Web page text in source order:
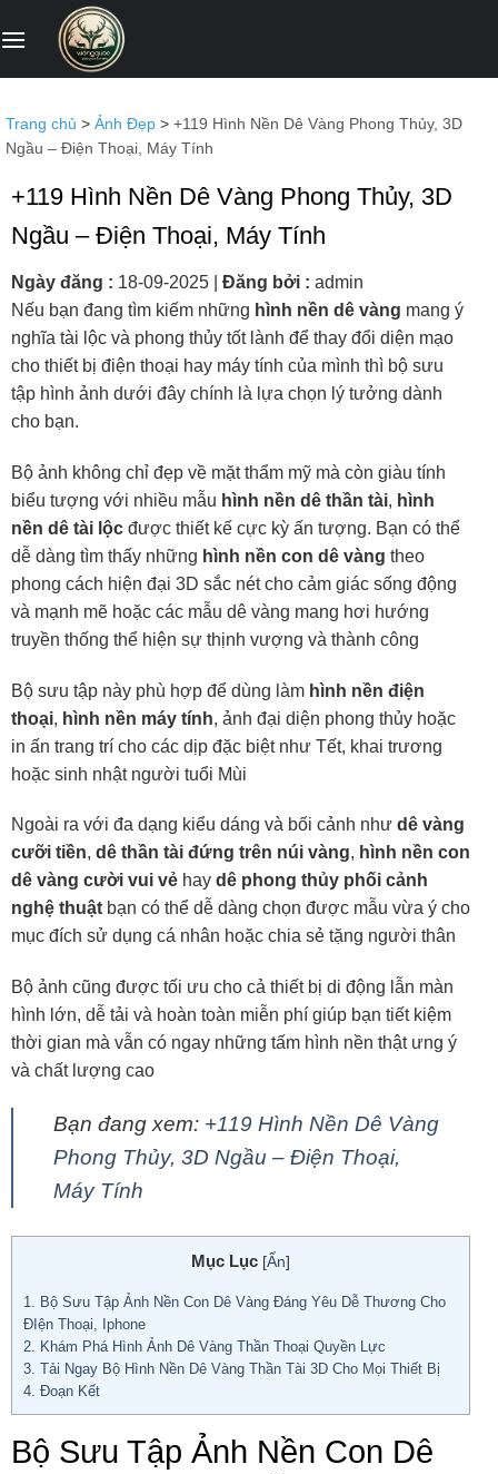
qua
Trang chủ > Ảnh Đẹp > +119 Hình Nền Dê Vàng Phong Thủy, 3D
Ngầu – Điện Thoại, Máy Tính
+119 Hình Nền Dê Vàng Phong Thủy, 3D
Ngầu – Điện Thoại, Máy Tính
Ngày đăng : 18-09-2025 Đăng bởi : admin
Nếu bạn đang tìm kiếm những hình nền dê vàng mang ý
nghĩa tài lộc và phong thủy tốt lành để thay đổi diện mạo
cho thiết bị điện thoại hay máy tính của mình thì bộ sưu
tập hình ảnh dưới đây chính là lựa chọn lý tưởng dành
cho bạn.
Bộ ảnh không chỉ đẹp về mặt thẩm mỹ mà còn giàu tính
biểu tượng với nhiều mẫu hình nền dê thần tài, hình
nền dê tài lộc được thiết kế cực kỳ ấn tượng. Bạn có thể
dễ dàng tìm thấy những hình nền con dê vàng theo
phong cách hiện đại 3D sắc nét cho cảm giác sống động
và mạnh mẽ hoặc các mẫu dê vàng mang hơi hướng
truyền thống thể hiện sự thịnh vượng và thành công
Bộ sưu tập này phù hợp để dùng làm hình nền điện
thoại, hình nền máy tính, ảnh đại diện phong thủy hoặc
in ấn trang trí cho các dịp đặc biệt như Tết, khai trương
hoặc sinh nhật người tuổi Mùi
Ngoài ra với đa dạng kiểu dáng và bối cảnh như dê vàng
cưỡi tiền, dê thần tài đứng trên núi vàng, hình nền con
dê vàng cười vui vẻ hay dê phong thủy phối cảnh
nghệ thuật bạn có thể dễ dàng chọn được mẫu vừa ý cho
mục đích sử dụng cá nhân hoặc chia sẻ tặng người thân
Bộ ảnh cũng được tối ưu cho cả thiết bị di động lẫn màn
hình lớn, dễ tải và hoàn toàn miễn phí giúp bạn tiết kiệm
thời gian mà vẫn có ngay những tấm hình nền thật ưng ý
và chất lượng cao
Bạn đang xem: +119 Hình Nền Dê Vàng
Phong Thủy, 3D Ngầu – Điện Thoại,
Máy Tính
Mục Lục [Ẩn]
1. Bộ Sưu Tập Ảnh Nền Con Dê Vàng Đáng Yêu Dễ Thương Cho
ĐIện Thoại, Iphone
2. Khám Phá Hình Ảnh Dê Vàng Thần Thoại Quyền Lực
3. Tải Ngay Bộ Hình Nền Dê Vàng Thần Tài 3D Cho Mọi Thiết Bị
4. Đoạn Kết
Bộ Sưu Tập Ảnh Nền Con Dê